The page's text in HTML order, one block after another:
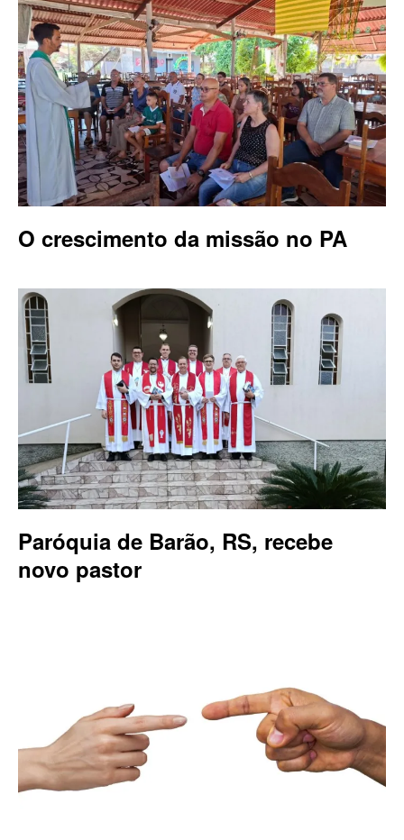
O crescimento da missão no PA
Paróquia de Barão, RS, recebe
novo pastor